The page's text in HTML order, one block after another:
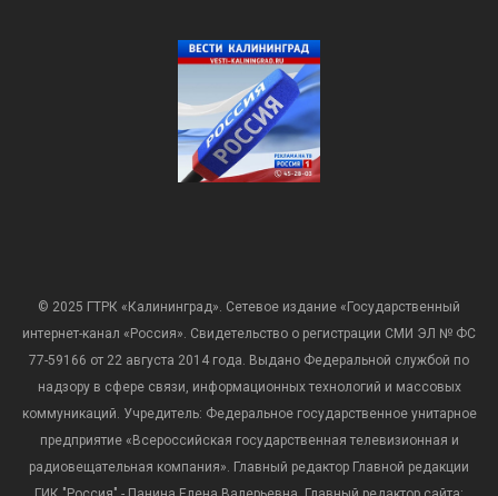
© 2025 ГТРК «Калининград». Сетевое издание «Государственный
интернет-канал «Россия». Свидетельство о регистрации СМИ ЭЛ № ФС
77-59166 от 22 августа 2014 года. Выдано Федеральной службой по
надзору в сфере связи, информационных технологий и массовых
коммуникаций. Учредитель: Федеральное государственное унитарное
предприятие «Всероссийская государственная телевизионная и
радиовещательная компания». Главный редактор Главной редакции